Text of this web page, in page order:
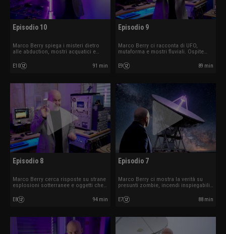
Episodio 10
Marco Berry spiega i misteri dietro
alle abduction, mostri acquatici e
Edoardo Russo.
E10 91 min
Episodio 9
Marco Berry ci racconta di UFO,
mutaforma e mostri fluviali. Ospite
E9 89 min
Episodio 8
Marco Berry cerca risposte su strane
esplosioni sotterranee e oggetti che
Federico Fanti.
E8 94 min
Episodio 7
Marco Berry ci mostra la verità su
presunti zombie, incendi inspiegabili
Guasti.
E7 88 min